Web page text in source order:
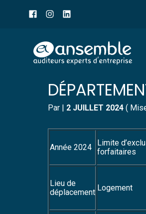
header
Aller
au
BARÈME
Par | 2 JUILLET 2024(
Année 2024
Limite
forfaitaires
Lieu de
déplacement Logement